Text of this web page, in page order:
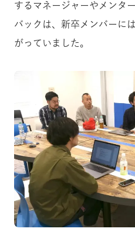
するマネージャーやメンタ
バックは、新卒メンバーに
がっていました。